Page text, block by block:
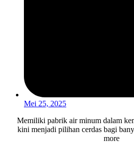
Mei 25, 2025
Memiliki pabrik air minum dalam
kini menjadi pilihan cerdas bagi
more